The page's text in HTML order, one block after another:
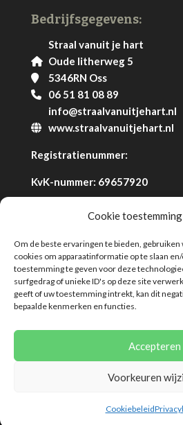
Cookie
Om de beste ervaringen te bieden,
cookies om apparaatinformatie op te slaan
toestemming te geven voor deze
surfgedrag of unieke ID's op deze site
geeft of uw toestemming intrekt, kan dit
bepaalde kenmerken en functies.
Accepteren
Voorkeuren
Cookiebeleid
Bedrijfsgegevens:
Straal vanuit je hart
Oude litherweg 5
5346RN Oss
06 51 81 08 89
info@straalvanuitjehart.nl
www.straalvanuitjehart.nl
Registratienummer:
KvK-nummer: 69657920
Algemene voorwaarden
Cookiebeleid
Bloom